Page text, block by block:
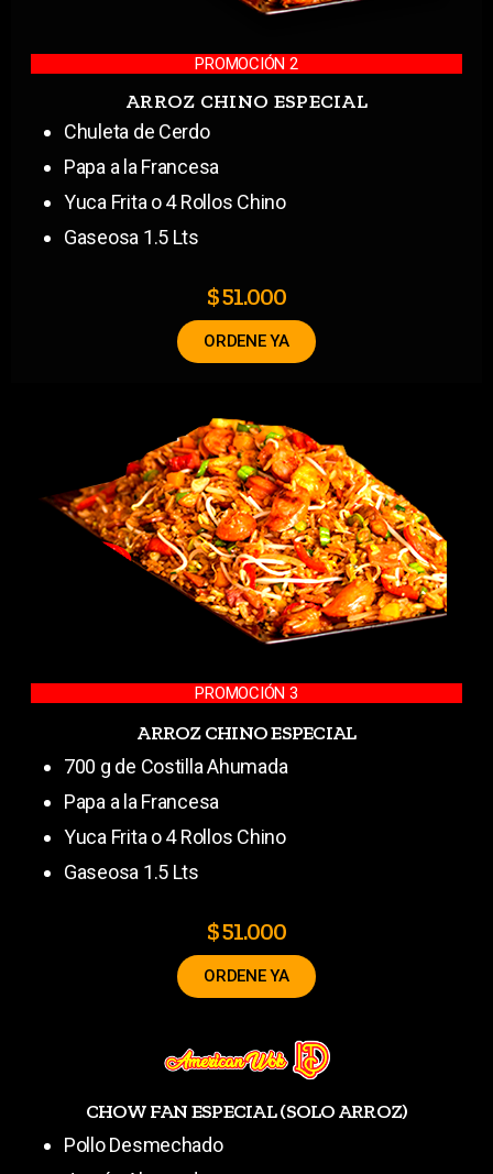
PROMOCIÓN 2
ARROZ CHINO ESPECIAL
Chuleta de Cerdo
Papa a la Francesa
Yuca Frita o 4 Rollos Chino
Gaseosa 1.5 Lts
$ 51.000
ORDENE YA
PROMOCIÓN 3
ARROZ CHINO ESPECIAL
700 g de Costilla Ahumada
Papa a la Francesa
Yuca Frita o 4 Rollos Chino
Gaseosa 1.5 Lts
$ 51.000
ORDENE YA
CHOW FAN ESPECIAL (SOLO ARROZ)
Pollo Desmechado